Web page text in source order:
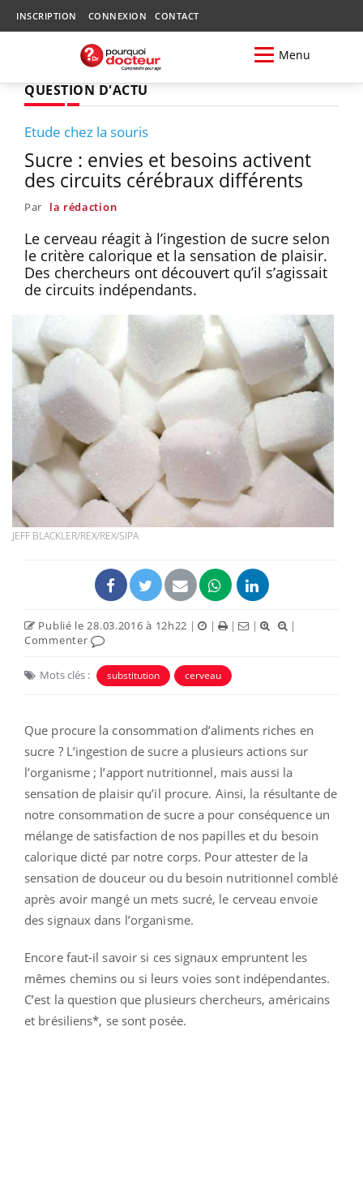
INSCRIPTION CONNEXION CONTACT
Menu
QUESTION D'ACTU
Etude chez la souris
Sucre : envies et besoins activent
des circuits cérébraux différents
Par la rédaction
Le cerveau réagit à l’ingestion de sucre selon
le critère calorique et la sensation de plaisir.
Des chercheurs ont découvert qu’il s’agissait
de circuits indépendants.
JEFF BLACKLER/REX/REX/SIPA
Publié le 28.03.2016 à 12h22 | | | |
|
Commenter
Mots clés : substitution cerveau
Que procure la consommation d’aliments riches en
sucre ? L’ingestion de sucre a plusieurs actions sur
l’organisme ; l’apport nutritionnel, mais aussi la
sensation de plaisir qu’il procure. Ainsi, la résultante de
notre consommation de sucre a pour conséquence un
mélange de satisfaction de nos papilles et du besoin
calorique dicté par notre corps. Pour attester de la
sensation de douceur ou du besoin nutritionnel comblé
après avoir mangé un mets sucré, le cerveau envoie
des signaux dans l’organisme.
Encore faut-il savoir si ces signaux empruntent les
mêmes chemins ou si leurs voies sont indépendantes.
C’est la question que plusieurs chercheurs, américains
et brésiliens*, se sont posée.